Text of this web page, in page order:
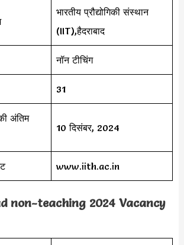
भारतीय प्रौद्योगिकी संस्थान
(IIT),हैदराबाद
नॉन टीचिंग
31
अंतिम
10 दिसंबर, 2024
www.iith.ac.in
non-teaching 2024 Vacancy